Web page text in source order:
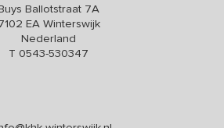
Ballotstraat 7A
EA Winterswijk
Nederland
T 0543-530347